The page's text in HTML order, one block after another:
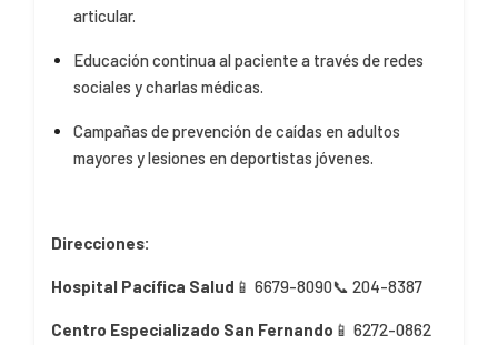
articular.
Educación continua al paciente a través de redes
sociales y charlas médicas.
Campañas de prevención de caídas en adultos
mayores y lesiones en deportistas jóvenes.
Direcciones:
Hospital Pacífica Salud 📱 6679-8090📞 204-8387
Centro Especializado San Fernando 📱 6272-0862